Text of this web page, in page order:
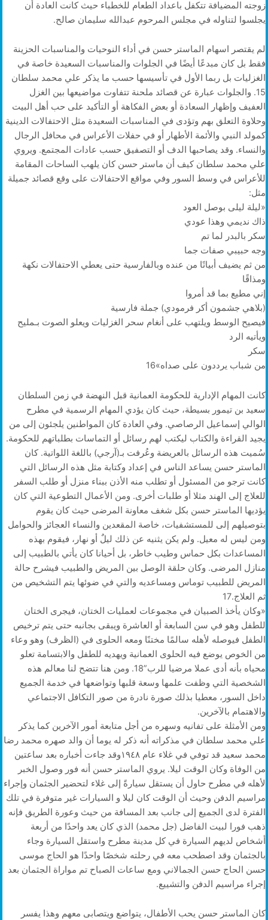
زوجته المضيافة تتكفل باعداد الطعام للخطباء حيث كانت العادة أن
يجلسوا لتناوله في مجلس المرحوم عبدالله سليمان صالح.
لم يقتصر اسهام الماستر حسن في أداء النوحيات والمناسبات الحزينة
فقط بل كان مبدعًا أيضًا في الجلوات والمناسبات السعيدة خاصة في
الغزليات بل ربما الأول في تأسيسها حسب ما يذكر علي محمد سلطان
15. والجلوات عبارة عن قصائد ملحنة تتفاوت مواضيعها بين الغزل
العفيف وإظهار السعادة أو بعض الفكاهة أو التأكيد على حب أهل البيت
وحلاوة التعلق بهم وتؤدى في المناسبات السعيدة مثل الاحتفالات الدينية
كمولد النبي والأئمة الأطهار أو في حفلات الأعراس في محافل الرجال
والنساء. وقد يصاحبها الدف أو التصفيق حسب عادات المجتمع. ويروي
علي محمد سلطان كيف أن ماستر حسن كان يلهب الساحات المقامة
للأعراس في وسط السور وفي مواقع الاحتفالات على وقع قصائد جميلة
مثل:
«ليلة ليلى بوصل العود
ذاك نديمي وهذا عودي
سكر بالبدر لما تم
وجه حبيبي صفات جما
من ثم يضيف أبياتًا من عنده وبالفارسية حتى يعطي الاحتفالات نكهة
ومذاقًا
إني مطيع بما قد أمروا
(بلاهي جشمون أكر فرمودي) جملة فارسية
فيصيح الوسط ويلتهب على أنغام سحر الغزليات ويعلو الصوت بـمليح
ويأتيه الرد
سكر
من شباب يرددون على صداه»16
كانت المهام الإدارية للحكومة العمانية قبل النهضة في زمن السلطان
سعيد بن تيمور بسيطة، حيث كان يؤدي المهام الرسمية في مطرح
الوالي إسماعيل الرصاصي. وفي العادة كان المواطنين يلجئون إلى من
يجيد القراءة والكتاب ليكتب لهم رسائل أو التماسات بطلباتهم للحكومة.
سُميت هذه الرسائل بالعريضة وعُرفت بـ(آرجي) باللغة اللواتية. كان
الماستر حسن يساعد الناس في إعداد وكتابة مثل هذه الرسائل التي
كانت ترجو من المسئول أو تطلب منه الأذن ببناء منزل أو طلب السفر
للعلاج إلى الهند مثلا أو طلبات أخرى. ومن الأعمال التطوعية التي كان
يؤديها الماستر حسن بكل شغف معاونة المرضى حيث كان يقوم
بتوصيلهم إلى للمستشفيات، خاصة المقعدين والنساء العجائز والحوامل
ومن ليس له معيل. ولم يكن يثنيه عن ذلك ليلٌ أو نهار، فيقوم بهذه
المساعدات بكل حماس وطيب خاطر، بل أحيانا كان يأتي بالطبيب إلى
منازل المرضى. وكان حلقة الوصل بين المريض والطبيب فيشرح حالة
المريض للطبيب توماس ومساعديه والتي في ضوئها يتم التشخيص من
ثم العلاج.17
«وكان يأخذ الصبيان في مجموعات لعمليات الختان، فيجرى الختان
للطفل وهو في سن السابعة أو العاشرة ويبقى بجانبه حتى يتم ترخيص
الطفل فيوصله لأهله سالمًا مختنًا ومعه الحلوى في (الظرف) وهو وعاء
من الخوص يوضع فيه الحلوى العمانية ويهديه للطفل والابتسامة تعلو
محياه بأنه أدى عملا مرضيا للرب”18. ومن هنا تتضح لنا معالم هذه
الشخصية التي وظفت علمها وسعة قلبها وتواضعها في خدمة الجميع
داخل السور، معطيا بذلك صورة نادرة من صور التكافل الاجتماعي
والاهتمام بالآخرين.
ومن الأمثلة على تفانيه وسهره من أجل متابعة أمور الآخرين كما يذكر
علي محمد سلطان في مذكراته أنه ذكر له يوما أن والد صهره محمد رضا
محمد سعيد قد توفي في غلاء عام ١٩٤٨وقد جاءت أخباره بعد ساعتين
من الوفاة وكان الوقت ليلا. يروي الماستر حسن أنه فور وصول الخبر
لأهله في مطرح حاول أن يستقل سيارةً إلى غلاء لتحضير الجثمان وإجراء
مراسيم الدفن وحيث أن الوقت كان ليلا و السيارات غير متوفرة في تلك
الفترة لدى الجميع إلى جانب بعد المسافة من حيث وعورة الطريق فإنه
ذهب فورا لبيت الفاضل (جل محمد) الذي كان يعد واحدًا من أربعة
أشخاص لديهم السيارة في كل مدينة مطرح واستقل السيارة وجاء
بالجثمان وقد اصطحب معه في رحلته شخصًا واحدًا هو الحاج موسى
حسن الحاج حسن الجمالاني ومع ساعات الصباح تم مواراة الجثمان بعد
إجراء مراسيم الدفن والتشييع.
كان الماستر حسن يحب الأطفال، يتواضع ويتصابى معهم وهذا يفسر